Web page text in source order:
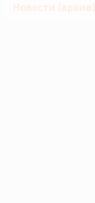
Новости (архив)